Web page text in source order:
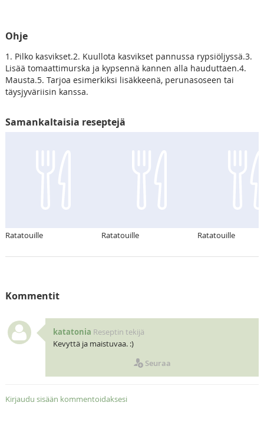
Ohje
1. Pilko kasvikset.2. Kuullota kasvikset pannussa rypsiöljyssä.3.
Lisää tomaattimurska ja kypsennä kannen alla hauduttaen.4.
Mausta.5. Tarjoa esimerkiksi lisäkkeenä, perunasoseen tai
täysjyväriisin kanssa.
Samankaltaisia reseptejä
Ratatouille Ratatouille Ratatouille
Kommentit
katatonia Reseptin tekijä
Kevyttä ja maistuvaa. :)
Seuraa
Kirjaudu sisään kommentoidaksesi